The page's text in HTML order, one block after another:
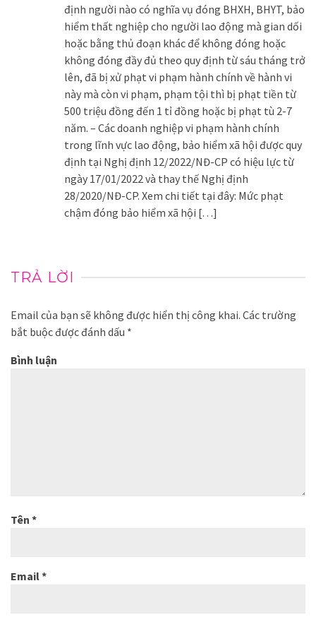
định người nào có nghĩa vụ đóng BHXH, BHYT, bảo
hiểm thất nghiệp cho người lao động mà gian dối
hoặc bằng thủ đoạn khác để không đóng hoặc
không đóng đầy đủ theo quy định từ sáu tháng trở
lên, đã bị xử phạt vi phạm hành chính về hành vi
này mà còn vi phạm, phạm tội thì bị phạt tiền từ
500 triệu đồng đến 1 tỉ đồng hoặc bị phạt tù 2-7
năm. – Các doanh nghiệp vi phạm hành chính
trong lĩnh vực lao động, bảo hiểm xã hội được quy
định tại Nghị định 12/2022/NĐ-CP có hiệu lực từ
ngày 17/01/2022 và thay thế Nghị định
28/2020/NĐ-CP. Xem chi tiết tại đây: Mức phạt
chậm đóng bảo hiểm xã hội […]
TRẢ LỜI
Email của bạn sẽ không được hiển thị công khai. Các trường
bắt buộc được đánh dấu *
Bình luận
Tên *
Email*